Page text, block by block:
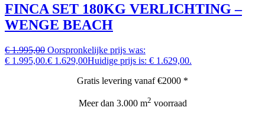
FINCA SET 180KG VERLICHTING –
WENGE BEACH
€ 1.995,00 Oorspronkelijke prijs was:
€ 1.995,00.€ 1.629,00Huidige prijs is: € 1.629,00.
Gratis levering vanaf €2000 *
Meer dan 3.000 m2 voorraad